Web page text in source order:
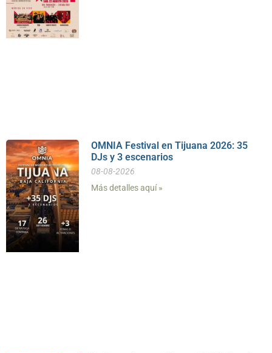
OMNIA Festival en Tijuana 2026: 35
DJs y 3 escenarios
08-08-2026
Más detalles aquí »